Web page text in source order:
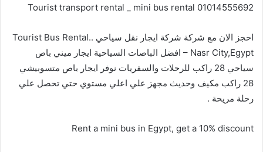
Tourist transport rental _ mini bus rental 01014555692
احجز الان مع شركة شركة ايجار نقل سياحي ..Tourist Bus Rental
– Nasr City,Egypt افضل الباصات السياحية ايجار ميني باص
سياحي 28 راكب للرحلات والسفريات نوفر ايجار باص متسوبيشي
28 راكب مكيف وحديث مجهز علي اعلي مستوي حتي تحصل علي
رحلة مريحة .
Rent a mini bus in Egypt, get a 10% discount